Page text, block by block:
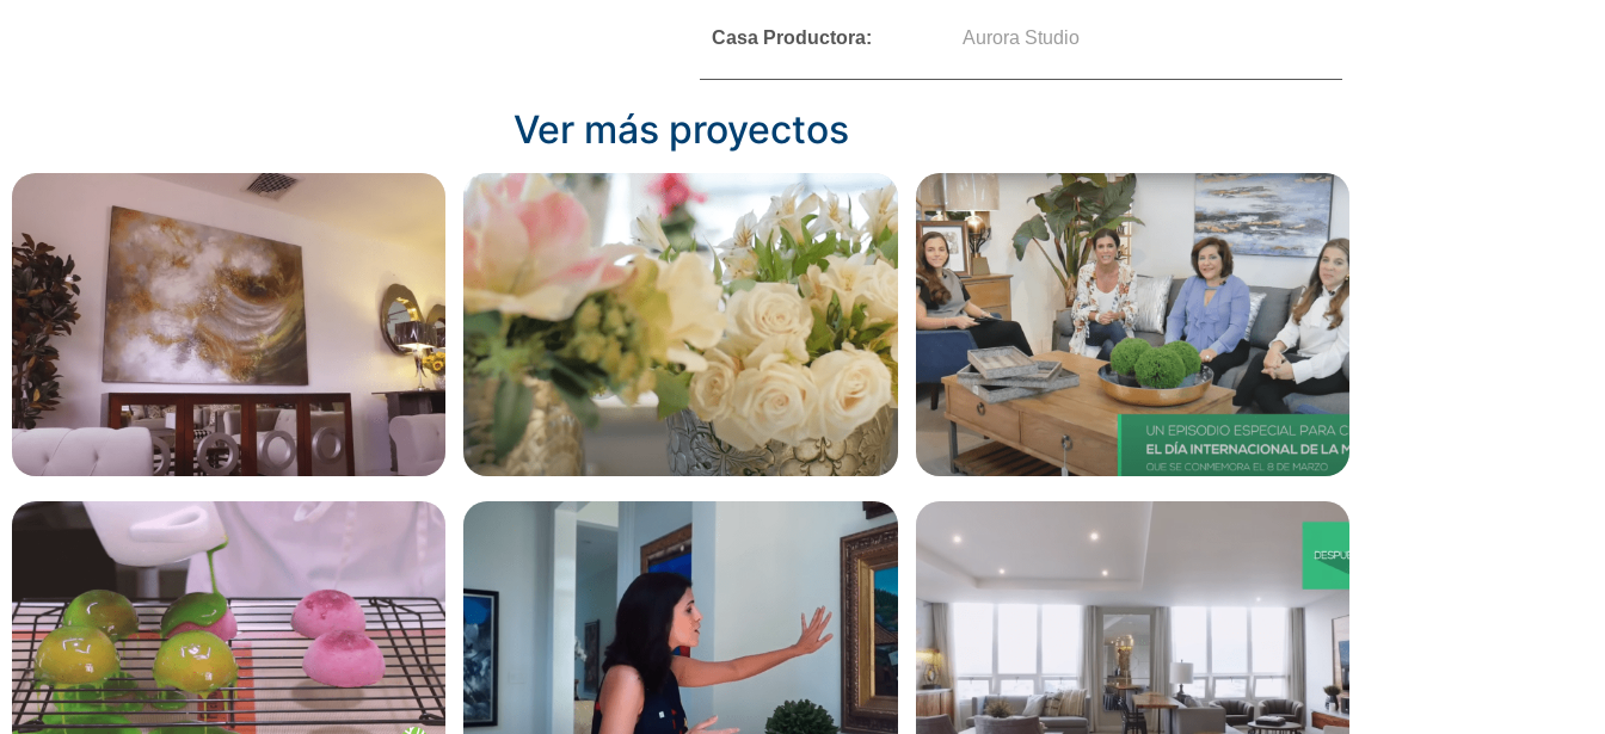
Casa Productora: Aurora Studio
Ver más proyectos